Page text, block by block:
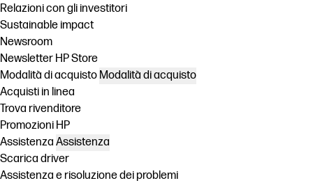
Relazioni con gli investitori
Sustainable impact
Newsroom
Newsletter HP Store
Modalità di acquisto Modalità di acquisto
Acquisti in linea
Trova rivenditore
Promozioni HP
Assistenza Assistenza
Scarica driver
Assistenza e risoluzione dei problemi